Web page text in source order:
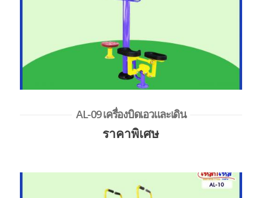
AL-09 เครื่องบิดเอวและเดิน
ราคาพิเศษ